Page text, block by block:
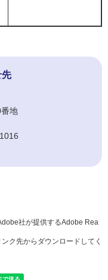
先
地
社が提供するAdobe Rea
ク先からダウンロードしてく